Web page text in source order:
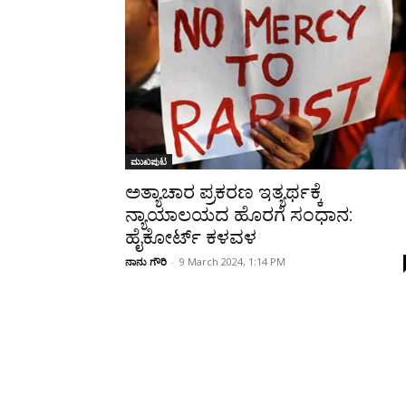
ಮುಖಪುಟ
ಅತ್ಯಾಚಾರ ಪ್ರಕರಣ ಇತ್ಯರ್ಥಕ್ಕೆ
ನ್ಯಾಯಾಲಯದ ಹೊರಗೆ ಸಂಧಾನ:
ಹೈಕೋರ್ಟ್ ಕಳವಳ
ನಾನು ಗೌರಿ - 9 March 2024, 1:14 PM